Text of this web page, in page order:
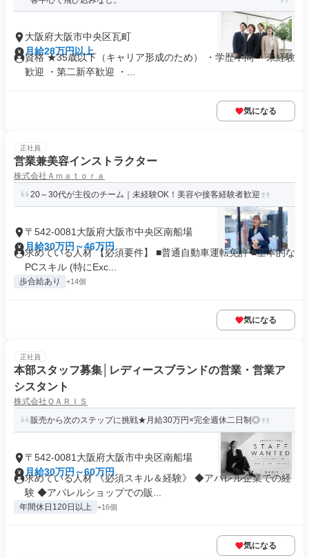
大阪府大阪市中央区瓦町
月給28万円以上
資格 ★35歳以下（キャリア形成のため） ・学歴不問 ・未経験
歓迎 ・第二新卒歓迎 ・...
気になる
正社員
営業兼美容インストラクター
株式会社Ａｍａｔｏｒａ
20～30代が主役のチーム｜未経験OK！美容や接客経験者歓迎
〒542-0081大阪府大阪市中央区南船場
月給30万円～46万円
求めている人材 【必須要件】 ■普通自動車運転免許 ■基本的な
PCスキル (特にExc...
歩合給あり +14個
気になる
正社員
本部スタッフ募集│レディースブランドの営業・営業ア
シスタント
株式会社ＱＡＲＩＳ
販売から次のステップに挑戦★月給30万円×完全週休二日制◎
〒542-0081大阪府大阪市中央区南船場
月給30万円～60万円
求めている人材 《必須スキル＆経験》 ◆アパレル企業での経
験 ◆アパレルショップでの販...
年間休日120日以上 +16個
気になる